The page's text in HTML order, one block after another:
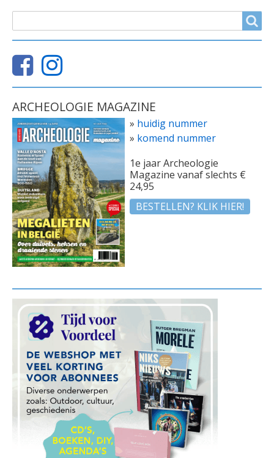
ARCHEOLOGIE MAGAZINE
» huidig nummer
» komend nummer
1e jaar Archeologie
Magazine vanaf slechts €
24,95
BESTELLEN? KLIK HIER!